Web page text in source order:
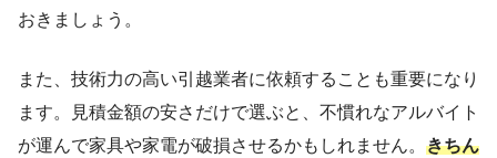
おきましょう。
また、技術力の高い引越業者に依頼することも重要になり
ます。見積金額の安さだけで選ぶと、不慣れなアルバイト
が運んで家具や家電が破損させるかもしれません。 きちん